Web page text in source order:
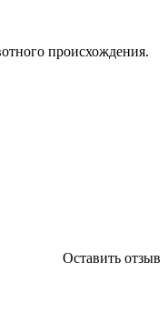
происхождения.
Оставить отзыв